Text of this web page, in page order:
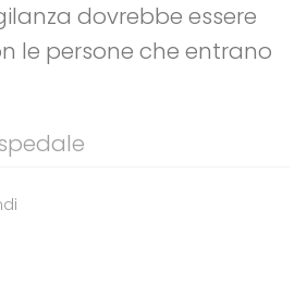
dovrebbe essere
le persone che entrano